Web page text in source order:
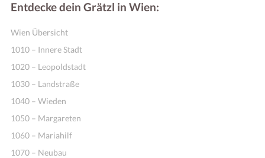
Entdecke dein Grätzl in Wien:
Wien Übersicht
1010 – Innere Stadt
1020 – Leopoldstadt
1030 – Landstraße
1040 – Wieden
1050 – Margareten
1060 – Mariahilf
1070 – Neubau